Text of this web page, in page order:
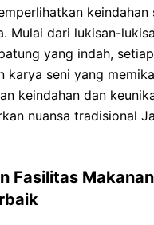
keindahan
Mulai dari lukisan-
yang indah,
karya seni yang
keindahan dan
nuansa tradisional
Fasilitas